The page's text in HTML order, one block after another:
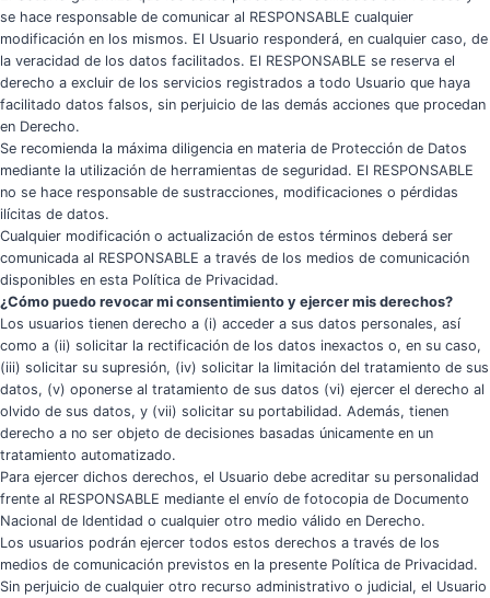
se hace responsable de comunicar al RESPONSABLE cualquier
modificación en los mismos. El Usuario responderá, en cualquier caso, de
la veracidad de los datos facilitados. El RESPONSABLE se reserva el
derecho a excluir de los servicios registrados a todo Usuario que haya
facilitado datos falsos, sin perjuicio de las demás acciones que procedan
en Derecho.
Se recomienda la máxima diligencia en materia de Protección de Datos
mediante la utilización de herramientas de seguridad. El RESPONSABLE
no se hace responsable de sustracciones, modificaciones o pérdidas
ilícitas de datos.
Cualquier modificación o actualización de estos términos deberá ser
comunicada al RESPONSABLE a través de los medios de comunicación
disponibles en esta Política de Privacidad.
¿Cómo puedo revocar mi consentimiento y ejercer mis derechos?
Los usuarios tienen derecho a (i) acceder a sus datos personales, así
como a (ii) solicitar la rectificación de los datos inexactos o, en su caso,
(iii) solicitar su supresión, (iv) solicitar la limitación del tratamiento de sus
datos, (v) oponerse al tratamiento de sus datos (vi) ejercer el derecho al
olvido de sus datos, y (vii) solicitar su portabilidad. Además, tienen
derecho a no ser objeto de decisiones basadas únicamente en un
tratamiento automatizado.
Para ejercer dichos derechos, el Usuario debe acreditar su personalidad
frente al RESPONSABLE mediante el envío de fotocopia de Documento
Nacional de Identidad o cualquier otro medio válido en Derecho.
Los usuarios podrán ejercer todos estos derechos a través de los
medios de comunicación previstos en la presente Política de Privacidad.
Sin perjuicio de cualquier otro recurso administrativo o judicial, el Usuario